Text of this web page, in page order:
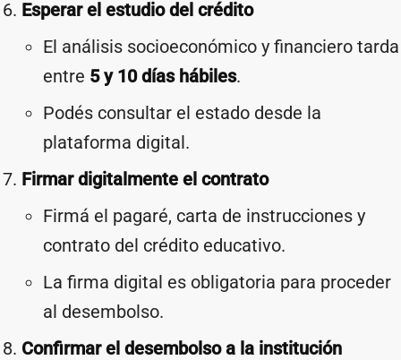
Esperar el estudio del crédito
El análisis socioeconómico y financiero tarda
entre 5 y 10 días hábiles.
Podés consultar el estado desde la
plataforma digital.
Firmar digitalmente el contrato
Firmá el pagaré, carta de instrucciones y
contrato del crédito educativo.
La firma digital es obligatoria para proceder
al desembolso.
Confirmar el desembolso a la institución